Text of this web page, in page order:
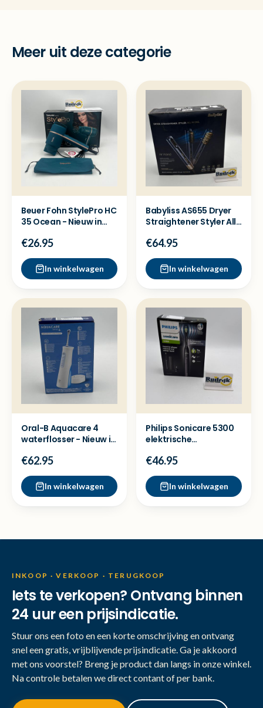
Meer uit deze categorie
Beuer Fohn StylePro HC
35 Ocean - Nieuw in
€26.95
In winkelwagen
Babyliss AS655 Dryer
Straightener Styler All
€64.95
In winkelwagen
Oral-B Aquacare 4
waterflosser - Nieuw in
€62.95
In winkelwagen
Philips Sonicare 5300
elektrische
€46.95
In winkelwagen
INKOOP · VERKOOP · TERUGKOOP
Iets te verkopen? Ontvang binnen
24 uur een prijsindicatie.
Stuur ons een foto en een korte omschrijving en ontvang
snel een gratis, vrijblijvende prijsindicatie. Ga je akkoord
met ons voorstel? Breng je product dan langs in onze winkel.
Na controle betalen we direct contant of per bank.